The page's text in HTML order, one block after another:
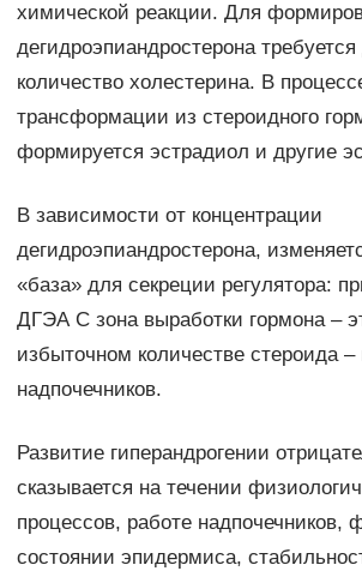
химической реакции. Для
дегидроэпиандростерона требуется
количество холестерина. В
трансформации из стероидного
формируется эстрадиол и другие
В зависимости от концентрации
дегидроэпиандростерона,
«база» для секреции регулятора:
ДГЭА С зона выработки гормона –
избыточном количестве стероида –
надпочечников.
Развитие гиперандрогении
сказывается на течении
процессов, работе надпочечников,
состоянии эпидермиса,